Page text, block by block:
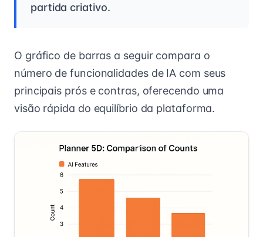
partida criativo.
O gráfico de barras a seguir compara o
número de funcionalidades de IA com seus
principais prós e contras, oferecendo uma
visão rápida do equilíbrio da plataforma.